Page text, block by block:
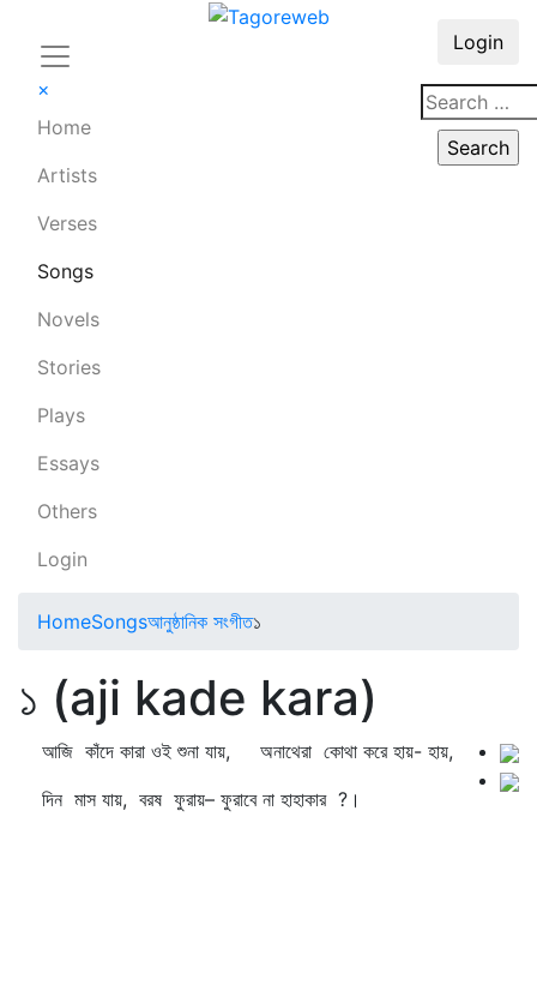
×
Home
Artists
Verses
Songs
Novels
Stories
Plays
Essays
Others
Login
Login
HomeSongsআনুষ্ঠানিক সংগীত১
১ (aji kade kara)
আজি কাঁদে কারা ওই শুনা যায়, অনাথেরা কোথা করে হায়- হায়,
দিন মাস যায়, বরষ ফুরায়– ফুরাবে না হাহাকার ?।